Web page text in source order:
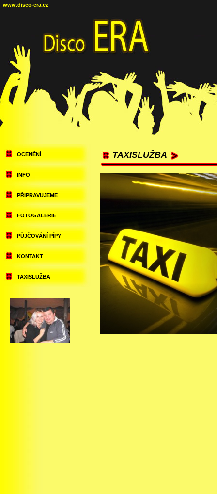
www.disco-era.cz
OCENĚNÍ
INFO
PŘIPRAVUJEME
FOTOGALERIE
PŮJČOVÁNÍ PÍPY
KONTAKT
TAXISLUŽBA
TAXISLUŽBA